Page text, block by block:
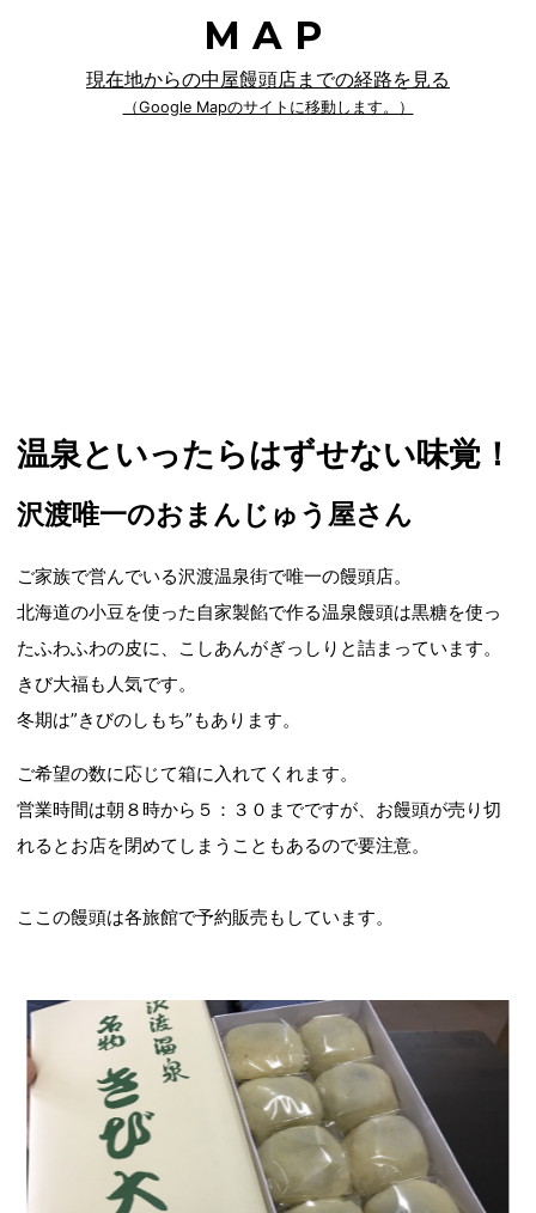
MAP
現在地からの中屋饅頭店までの経路を見る
（Google Mapのサイトに移動します。）
温泉といったらはずせない味覚！
沢渡唯一のおまんじゅう屋さん
ご家族で営んでいる沢渡温泉街で唯一の饅頭店。
北海道の小豆を使った自家製餡で作る温泉饅頭は黒糖を使っ
たふわふわの皮に、こしあんがぎっしりと詰まっています。
きび大福も人気です。
冬期は”きびのしもち”もあります。
ご希望の数に応じて箱に入れてくれます。
営業時間は朝８時から５：３０までですが、お饅頭が売り切
れるとお店を閉めてしまうこともあるので要注意。
ここの饅頭は各旅館で予約販売もしています。